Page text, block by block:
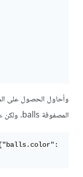
وأحاول الحصول على
المصفوفة balls. ولكن عندما أقوم بتجربة الاستعلام التالي: